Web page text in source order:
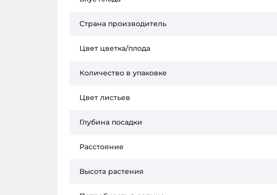
Страна производитель
Цвет цветка/плода
Количество в упаковке
Цвет листьев
Глубина посадки
Расстояние
Высота растения